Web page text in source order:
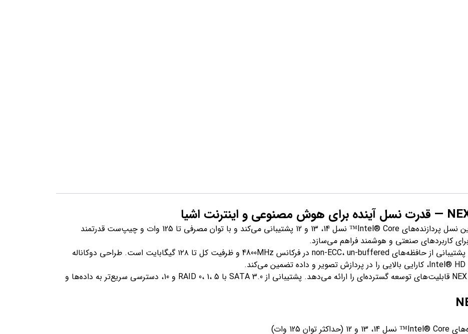
مادربرد صنعتی NEXCOM NEX 919 از جدیدترین نسل پردازنده‌های Intel® Core™ نسل 14، 13 و 12 پشتیبانی می‌کند و با توان مصرفی تا 125 وات و چیپ‌ست قدرتمند
این مادربرد مجهز به ۴ اسلات DDR5 DIMM با پشتیبانی از حافظه‌های non-ECC، un-buffered در فرکانس 4800MHz و ظرفیت کل تا ۱۲۸ گیگابایت است. طراحی دوکاناله
با چیپ‌ست Intel® Q670E PCH، مادربرد NEX 919 قابلیت‌های توسعه گسترده‌ای را ارائه می‌دهد. پشتیبانی از SATA 3.0 با RAID 0، 1، 5 و 10، دسترسی سریع‌تر به داده‌ها و